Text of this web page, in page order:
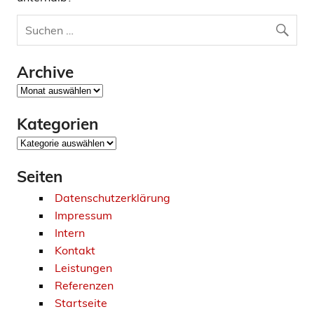
Archive
Archive
Kategorien
Kategorien
Seiten
Datenschutzerklärung
Impressum
Intern
Kontakt
Leistungen
Referenzen
Startseite